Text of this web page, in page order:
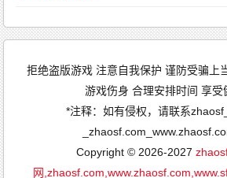
拒绝盗版游戏 注意自我保护 谨防受骗上
游戏伤身 合理安排时间 享受
*注释：如有侵权，请联系
Copyright © 2026-2027
网